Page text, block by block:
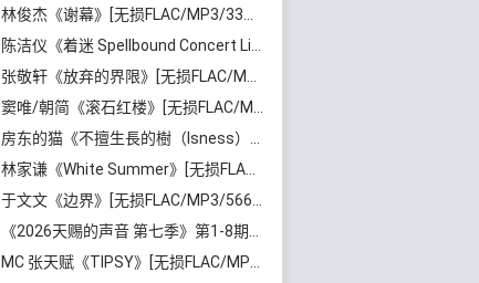
林俊杰《谢幕》[无损FLAC/MP3/33MB]百度云网盘下载
陈洁仪《着迷 Spellbound Concert Live Recording: 10th Anniversary (Live)》[无损FLAC/MP3/671MB]百度云网盘下载
张敬轩《放弃的界限》[无损FLAC/MP3/54MB]百度云网盘下载
窦唯/朝简《滚石红楼》[无损FLAC/MP3/576MB]百度云网盘下载
房东的猫《不擅生長的樹（Isness）》[无损FLAC/MP3/252MB]百度云网盘下载
林家谦《White Summer》[无损FLAC/MP3/1.81GB]百度云网盘下载
于文文《边界》[无损FLAC/MP3/566MB]百度云网盘下载
《2026天赐的声音 第七季》第1-8期歌曲[无损FLAC/MP3]百度云网盘下载
MC 张天赋《TIPSY》[无损FLAC/MP3/43MB]百度云网盘下载